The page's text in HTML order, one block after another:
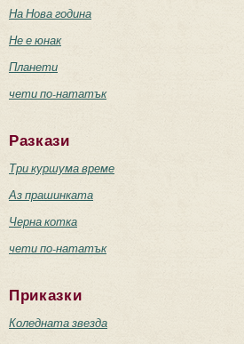
На Нова година
Не е юнак
Планети
чети по-нататък
Разкази
Три куршума време
Аз прашинката
Черна котка
чети по-нататък
Приказки
Коледната звезда